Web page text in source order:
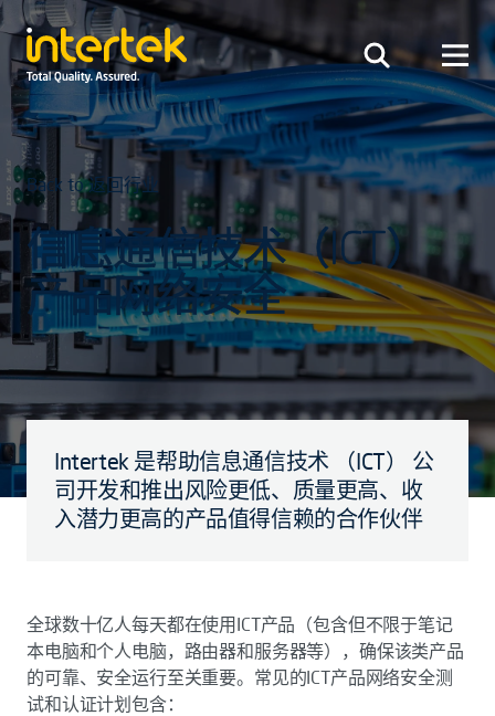
Back to 返回行业
信息通信技术（ICT）
产品网络安全
Intertek 是帮助信息通信技术 （ICT） 公
司开发和推出风险更低、质量更高、收
入潜力更高的产品值得信赖的合作伙伴
全球数十亿人每天都在使用ICT产品（包含但不限于笔记
本电脑和个人电脑，路由器和服务器等），确保该类产品
的可靠、安全运行至关重要。常见的ICT产品网络安全测
试和认证计划包含：